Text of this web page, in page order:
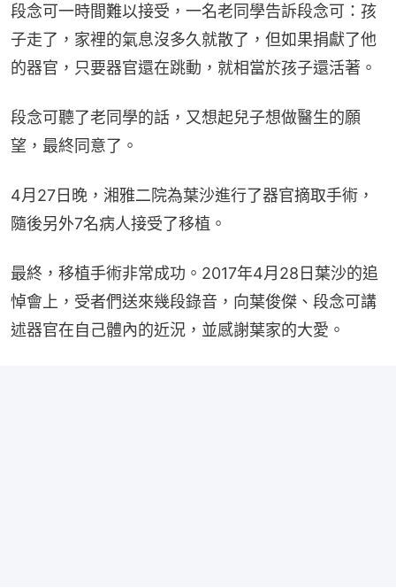
段念可一時間難以接受，一名老同學告訴段念可：孩
子走了，家裡的氣息沒多久就散了，但如果捐獻了他
的器官，只要器官還在跳動，就相當於孩子還活著。
段念可聽了老同學的話，又想起兒子想做醫生的願
望，最終同意了。
4月27日晚，湘雅二院為葉沙進行了器官摘取手術，
隨後另外7名病人接受了移植。
最終，移植手術非常成功。2017年4月28日葉沙的追
悼會上，受者們送來幾段錄音，向葉俊傑、段念可講
述器官在自己體內的近況，並感謝葉家的大愛。